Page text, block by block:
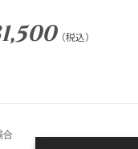
（税込）
合